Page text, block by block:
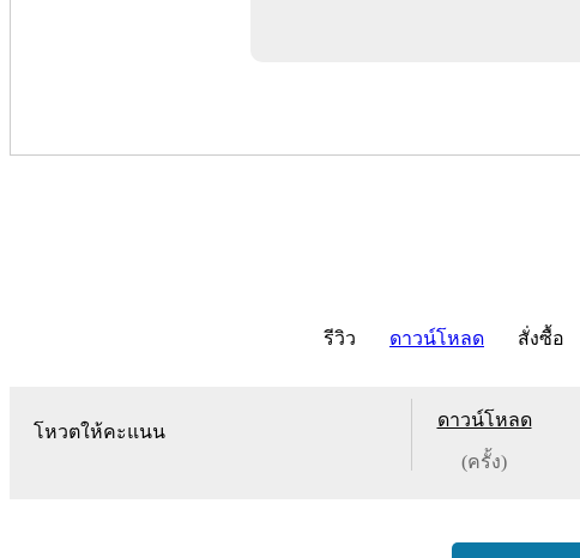
รีวิว ดาวน์โหลด สั่งซื้อ
โหวตให้คะแนน
ดาวน์โหลด
(ครั้ง)